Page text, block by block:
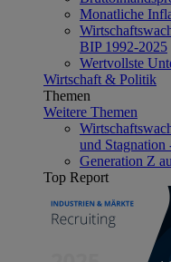
Monatliche
BIP 1992-2025
Wertvollste
Wirtschaft & Politik
Themen
Weitere Themen
und Stagnation
Generation Z
Top Report